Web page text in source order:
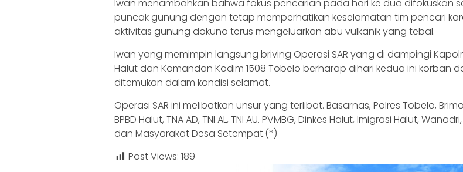
Iwan menambahkan bahwa fokus pencarian pada hari ke dua difokuskan
puncak gunung dengan tetap memperhatikan keselamatan tim pencari
aktivitas gunung dokuno terus mengeluarkan abu vulkanik yang tebal.
Iwan yang memimpin langsung briving Operasi SAR yang di dampingi
Halut dan Komandan Kodim 1508 Tobelo berharap dihari kedua ini korban
ditemukan dalam kondisi selamat.
Operasi SAR ini melibatkan unsur yang terlibat. Basarnas, Polres Tobelo,
BPBD Halut, TNA AD, TNI AL, TNI AU. PVMBG, Dinkes Halut, Imigrasi Halut, Wanadri,
dan Masyarakat Desa Setempat.(*)
Post Views: 189